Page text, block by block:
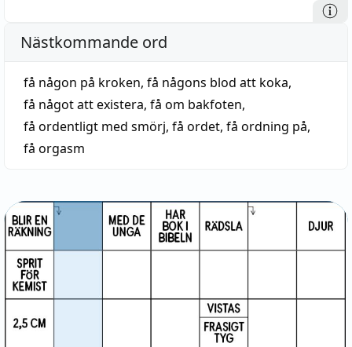
Nästkommande ord
få någon på kroken, få någons blod att koka,
få något att existera, få om bakfoten,
få ordentligt med smörj, få ordet, få ordning på,
få orgasm